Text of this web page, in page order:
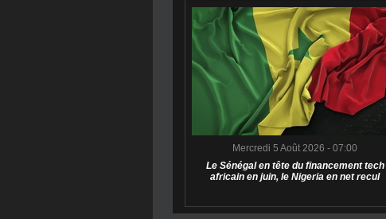
Mercredi 5 Août 2026 - 07:00
Le Sénégal en tête du financement tech
africain en juin, le Nigeria en net recul